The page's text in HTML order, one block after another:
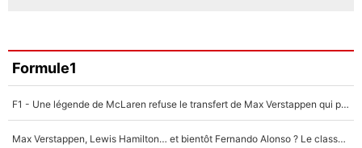
Formule1
F1 - Une légende de McLaren refuse le transfert de Max Verstappen qui pourrait «faire des vagues» et plomber l'ambiance dans l'équipe
Max Verstappen, Lewis Hamilton… et bientôt Fernando Alonso ? Le classement des pilotes les mieux payés en Formule 1 risque de changer !